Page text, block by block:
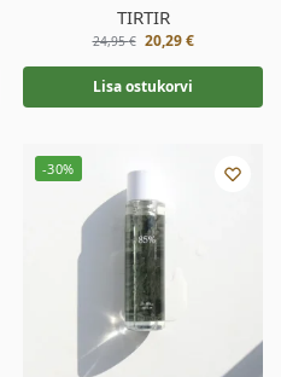
TIRTIR
24,95€ 20,29€
Lisa ostukorvi
-30%